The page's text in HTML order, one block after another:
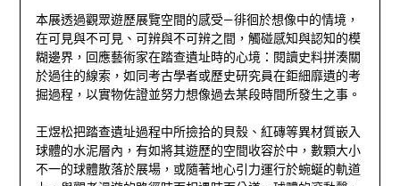
本展透過觀眾遊歷展覽空間的感受—徘徊於想像中的情境，
在可見與不可見、可辨與不可辨之間，觸碰感知與認知的模
糊邊界，回應藝術家在踏查遺址時的心境：閱讀史料拼湊關
於過往的線索，如同考古學者或歷史研究員在鉅細靡遺的考
掘過程，以實物佐證並努力想像過去某段時間所發生之事。
王煜松把踏查遺址過程中所撿拾的貝殼、紅磚等異材質嵌入
球體的水泥層內，有如將其遊歷的空間收容於中，數顆大小
不一的球體散落於展場，或隨著地心引力運行於蜿蜒的軌道